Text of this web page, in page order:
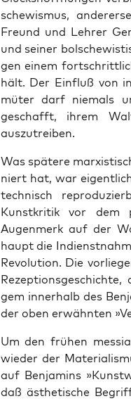
sche­wis­mus,
Freund und Leh­rer
und sei­ner
gen einem
hält. Der Ein­fluß von
mü­ter darf nie­mals
geschafft, ihrem
auszutreiben.
Was spä­te­re
niert hat, war
tech­nisch
Kunst­kri­tik vor dem
Augen­merk auf der
haupt die
Revo­lu­ti­on. Die
gem inner­halb des
der oben erwähn­ten
Um den frü­hen
wie­der der
auf Ben­ja­mins
daß ästhe­ti­sche